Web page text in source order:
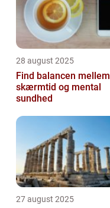
28 august 2025
Find balancen mellem
skærmtid og mental
sundhed
27 august 2025